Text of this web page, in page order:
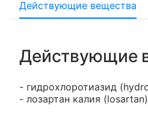
Действующие вещества
Действующие
- гидрохлоротиазид
- лозартан калия (losartan)